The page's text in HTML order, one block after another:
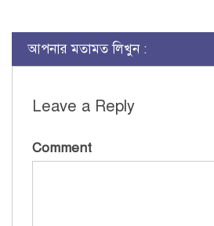
আপনার মতামত লিখুন :
Leave a Reply
Comment